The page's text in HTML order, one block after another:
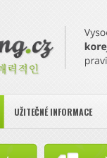
UŽITEČNÉ INFORMACE